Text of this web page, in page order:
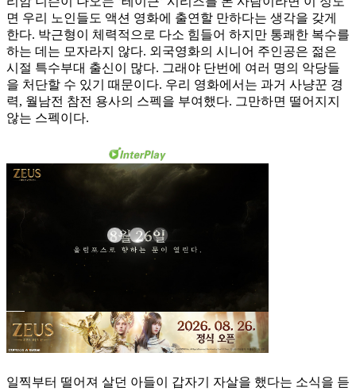
면 우리 노인들도 액션 영화에 출연할 만하다는 생각을 갖게
한다. 박근형이 체력적으로 다소 힘들어 하지만 통쾌한 복수를
하는 데는 모자라지 않다. 외국영화의 시니어 주인공은 젊은
시절 특수부대 출신이 많다. 그래야 단번에 여러 명의 악당들
을 처단할 수 있기 때문이다. 우리 영화에서는 과거 사냥꾼 경
력, 월남전 참전 용사의 스펙을 부여했다. 그만하면 떨어지지
않는 스펙이다.
일찍부터 떨어져 살던 아들이 갑자기 자살을 했다는 소식을 듣